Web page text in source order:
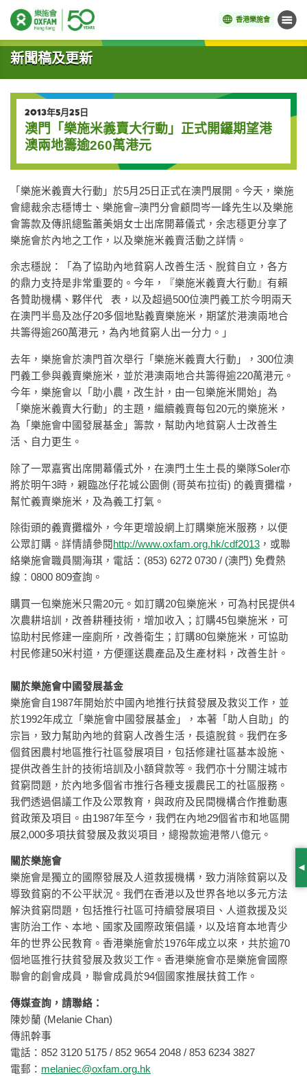
香港樂施會 目錄
開始主要內容
新聞稿及更新
2013年5月25日
澳門「樂施米義賣大行動」正式開鑼期望港
澳兩地籌逾260萬港元
「樂施米義賣大行動」於5月25日正式在澳門展開。今天，樂施
會總裁余志穩博士、樂施會–澳門分會顧問岑一峰先生以及樂施
會籌款及傳訊總監蕭美娟女士出席開幕儀式，余志穩更分享了
樂施會於內地之工作，以及樂施米義賣活動之詳情。
余志穩說：「為了協助內地貧窮人改善生活、脫貧自立，各方
的鼎力支持是非常重要的。今年，『樂施米義賣大行動』有賴
各贊助機構、夥伴代 表，以及超過500位澳門義工於今明兩天
在澳門半島及氹仔20多個地點義賣樂施米，期望於港澳兩地合
共籌得逾260萬港元，為內地貧窮人出一分力。」
去年，樂施會於澳門首次舉行「樂施米義賣大行動」，300位澳
門義工參與義賣樂施米，並於港澳兩地合共籌得逾220萬港元。
今年，樂施會以「助小農，改生計，由一包樂施米開始」為
「樂施米義賣大行動」的主題，繼續義賣每包20元的樂施米，
為「樂施會中國發展基金」籌款，幫助內地貧窮人士改善生
活、自力更生。
除了一眾嘉賓出席開幕儀式外，在澳門土生土長的樂隊Soler亦
將於明午3時，親臨氹仔花城公園側 (哥英布拉街) 的義賣攤檔，
幫忙義賣樂施米，及為義工打氣。
除街頭的義賣攤檔外，今年更增設網上訂購樂施米服務，以便
公眾訂購。詳情請參閱 http://www.oxfam.org.hk/cdf2013 ，或聯
絡樂施會職員關海琪，電話：(853) 6272 0730 / (澳門) 免費熱
線：0800 809查詢。
購買一包樂施米只需20元。如訂購20包樂施米，可為村民提供4
次農耕培訓，改善耕種技術，增加收入；訂購45包樂施米，可
協助村民修建一座廁所，改善衛生；訂購80包樂施米，可協助
村民修建50米村道，方便運送農產品及生產材料，改善生計。
關於樂施會中國發展基金
樂施會自1987年開始於中國內地推行扶貧發展及救災工作，並
於1992年成立「樂施會中國發展基金」，本著「助人自助」的
宗旨，致力幫助內地的貧窮人改善生活，長遠脫貧。我們在多
個貧困農村地區推行社區發展項目，包括修建社區基本設施、
提供改善生計的技術培訓及小額貸款等。我們亦十分關注城市
貧窮問題，於內地多個省市推行各種支援農民工的社區服務。
我們透過倡議工作及公眾教育，與政府及民間機構合作推動惠
貧政策及項目。由1987年至今，我們在內地29個省市和地區開
展2,000多項扶貧發展及救災項目，總撥款逾港幣八億元。
關於樂施會
樂施會是獨立的國際發展及人道救援機構，致力消除貧窮以及
導致貧窮的不公平狀況。我們在香港以及世界各地以多元方法
解決貧窮問題，包括推行社區可持續發展項目、人道救援及災
害防治工作、本地、國家及國際政策倡議，以及培育本地青少
年的世界公民教育。香港樂施會於1976年成立以來，共於逾70
個地區推行扶貧發展及救災工作。香港樂施會亦是樂施會國際
聯會的創會成員，聯會成員於94個國家推展扶貧工作。
傳媒查詢，請聯絡：
陳妙蘭 (Melanie Chan)
傳訊幹事
電話：852 3120 5175 / 852 9654 2048 / 853 6234 3827
電郵： melaniec@oxfam.org.hk